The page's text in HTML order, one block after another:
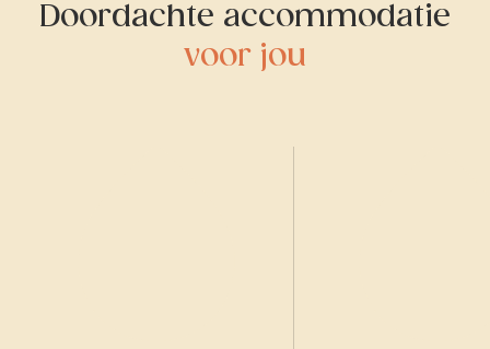
Doordachte accommodatie
voor jou